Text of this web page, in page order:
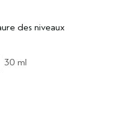
des niveaux
30 ml